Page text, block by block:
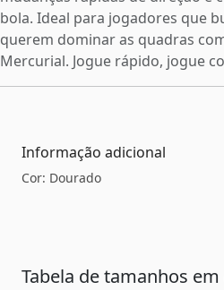
bola. Ideal para jogadores que
querem dominar as quadras
Mercurial. Jogue rápido, jogue
Informação adicional
Cor: Dourado
Tabela de tamanhos em